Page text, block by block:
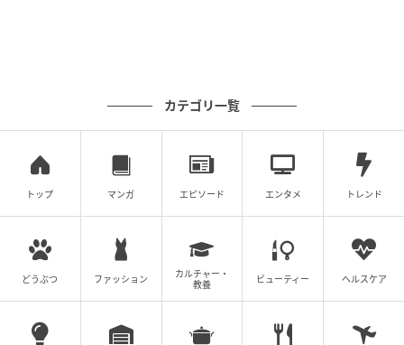
カテゴリ一覧
トップ マンガ エピソード エンタメ トレンド
どうぶつ ファッション
カルチャー・
教養
ビューティー ヘルスケア